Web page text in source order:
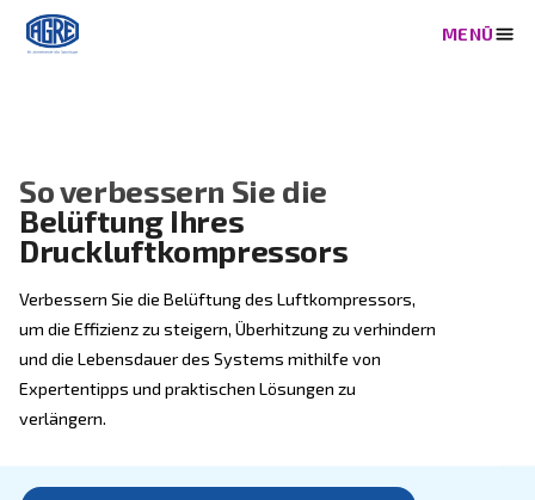
So verbessern Sie die
Belüftung Ihres
Druckluftkompressors
Verbessern Sie die Belüftung des Luftkompressors,
um die Effizienz zu steigern, Überhitzung zu
Expertentipps und praktischen Lösungen zu